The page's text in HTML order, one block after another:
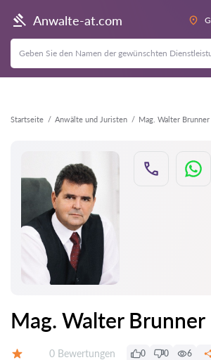
Anwalte-at.com
Startseite Anwälte und Juristen Mag. Walter Brunner
Zurück
Mag. Walter Brunner
Bewertungen:
0 Bewertungen 0 0 6